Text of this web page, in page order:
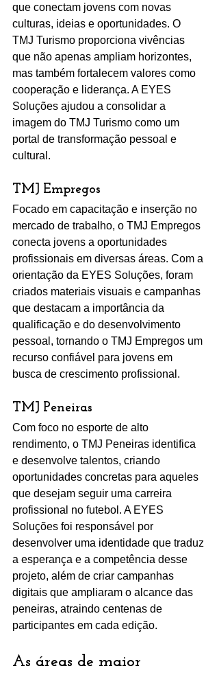
que conectam jovens com novas
culturas, ideias e oportunidades. O
TMJ Turismo proporciona vivências
que não apenas ampliam horizontes,
mas também fortalecem valores como
cooperação e liderança. A EYES
Soluções ajudou a consolidar a
imagem do TMJ Turismo como um
portal de transformação pessoal e
cultural.
TMJ Empregos
Focado em capacitação e inserção no
mercado de trabalho, o TMJ Empregos
conecta jovens a oportunidades
profissionais em diversas áreas. Com a
orientação da EYES Soluções, foram
criados materiais visuais e campanhas
que destacam a importância da
qualificação e do desenvolvimento
pessoal, tornando o TMJ Empregos um
recurso confiável para jovens em
busca de crescimento profissional.
TMJ Peneiras
Com foco no esporte de alto
rendimento, o TMJ Peneiras identifica
e desenvolve talentos, criando
oportunidades concretas para aqueles
que desejam seguir uma carreira
profissional no futebol. A EYES
Soluções foi responsável por
desenvolver uma identidade que traduz
a esperança e a competência desse
projeto, além de criar campanhas
digitais que ampliaram o alcance das
peneiras, atraindo centenas de
participantes em cada edição.
As áreas de maior